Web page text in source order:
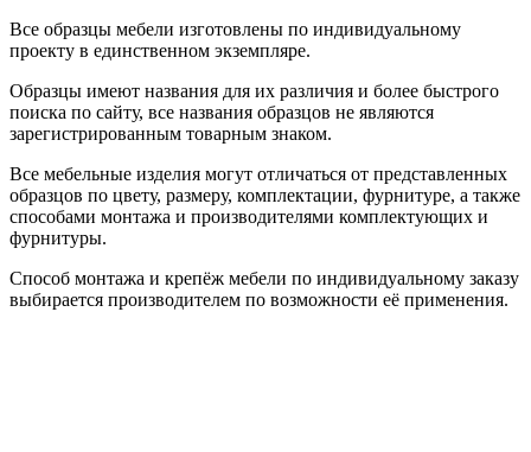
Все образцы мебели изготовлены по индивидуальному
проекту в единственном экземпляре.
Образцы имеют названия для их различия и более быстрого
поиска по сайту, все названия образцов не являются
зарегистрированным товарным знаком.
Все мебельные изделия могут отличаться от представленных
образцов по цвету, размеру, комплектации, фурнитуре, а также
способами монтажа и производителями комплектующих и
фурнитуры.
Способ монтажа и крепёж мебели по индивидуальному заказу
выбирается производителем по возможности её применения.